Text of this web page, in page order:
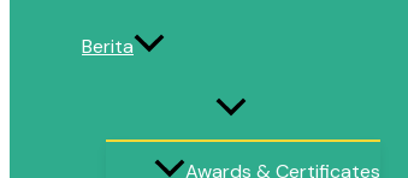
Berita
Awards & Certificates